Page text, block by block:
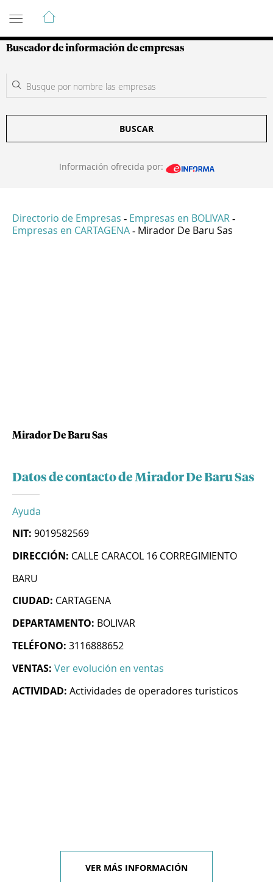
Guía de Empresas Colombianas
Buscador de información de empresas
BUSCAR
Información ofrecida por:
Directorio de Empresas - Empresas en BOLIVAR -
Empresas en CARTAGENA - Mirador De Baru Sas
Mirador De Baru Sas
Datos de contacto de Mirador De Baru Sas
Ayuda
NIT: 9019582569
DIRECCIÓN: CALLE CARACOL 16 CORREGIMIENTO
BARU
CIUDAD: CARTAGENA
DEPARTAMENTO: BOLIVAR
TELÉFONO: 3116888652
VENTAS: Ver evolución en ventas
ACTIVIDAD: Actividades de operadores turisticos
VER MÁS INFORMACIÓN